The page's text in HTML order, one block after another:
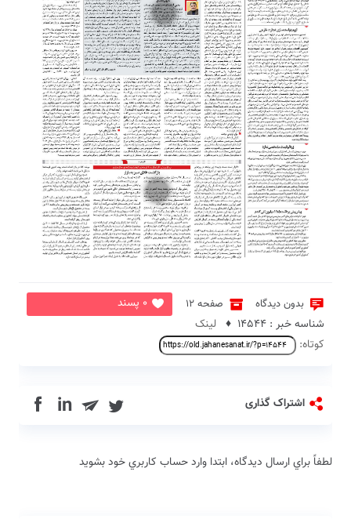
2
3
بدون دیدگاه صفحه 12
0 پسند
شناسه خبر : 14544 ♦
لینک
کوتاه:
اشتراک گذاری in
لطفاً براي ارسال دیدگاه، ابتدا وارد حساب كاربري خود بشويد